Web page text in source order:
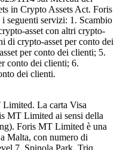
in Crypto Assets Act. Foris
servizi: 1. Scambio
asset con altri crypto-
di crypto-asset per conto dei
per conto dei clienti; 5.
conto dei clienti; 6.
dei clienti.
La carta Visa
MT Limited ai sensi della
Foris MT Limited è una
Malta, con numero di
7, Spinola Park, Triq